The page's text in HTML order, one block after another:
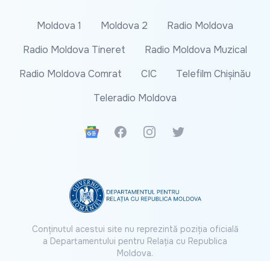
Moldova 1 Moldova 2
Radio Moldova
Radio Moldova Tineret
Radio Moldova Muzical
Radio Moldova Comrat
CIC
Telefilm Chișinău
Teleradio Moldova
Google News
FacebookInstagramTwitter
Conținutul acestui site nu reprezintă poziția oficială
a Departamentului pentru Relația cu Republica
Moldova.